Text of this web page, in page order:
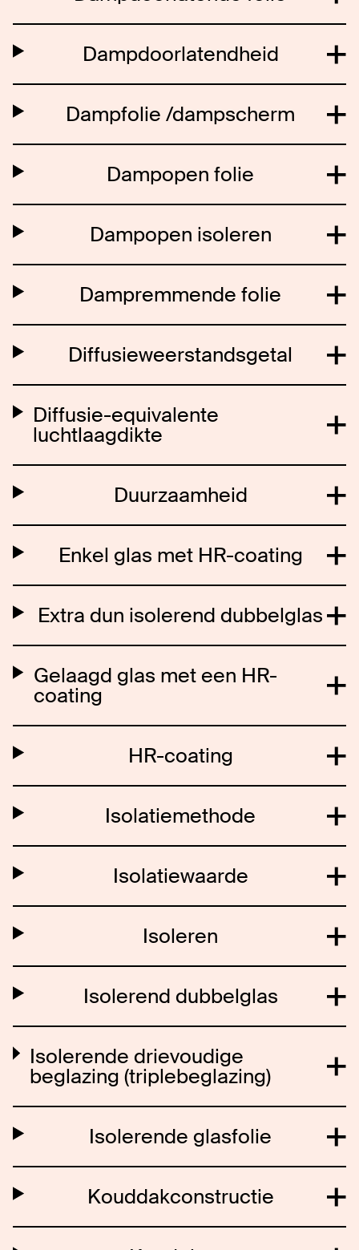
Dampdoorlatendheid
Dampfolie /dampscherm
Dampopen folie
Dampopen isoleren
Dampremmende folie
Diffusieweerstandsgetal
Diffusie-equivalente
luchtlaagdikte
Duurzaamheid
Enkel glas met HR-coating
Extra dun isolerend dubbelglas
Gelaagd glas met een HR-
coating
HR-coating
Isolatiemethode
Isolatiewaarde
Isoleren
Isolerend dubbelglas
Isolerende drievoudige
beglazing (triplebeglazing)
Isolerende glasfolie
Kouddakconstructie